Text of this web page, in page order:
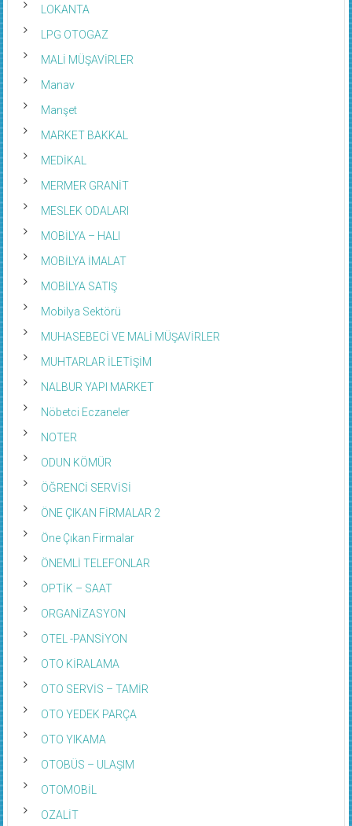
LOKANTA
LPG OTOGAZ
MALİ MÜŞAVİRLER
Manav
Manşet
MARKET BAKKAL
MEDİKAL
MERMER GRANİT
MESLEK ODALARI
MOBİLYA – HALI
MOBİLYA İMALAT
MOBİLYA SATIŞ
Mobilya Sektörü
MUHASEBECİ VE MALİ MÜŞAVİRLER
MUHTARLAR İLETİŞİM
NALBUR YAPI MARKET
Nöbetci Eczaneler
NOTER
ODUN KÖMÜR
ÖĞRENCİ SERVİSİ
ÖNE ÇIKAN FİRMALAR 2
Öne Çıkan Firmalar
ÖNEMLİ TELEFONLAR
OPTİK – SAAT
ORGANİZASYON
OTEL -PANSİYON
OTO KİRALAMA
OTO SERVİS – TAMİR
OTO YEDEK PARÇA
OTO YIKAMA
OTOBÜS – ULAŞIM
OTOMOBİL
OZALİT